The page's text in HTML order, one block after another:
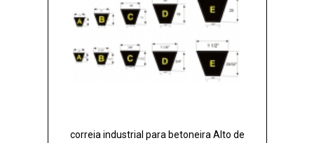
correia industrial para betoneira Alto de